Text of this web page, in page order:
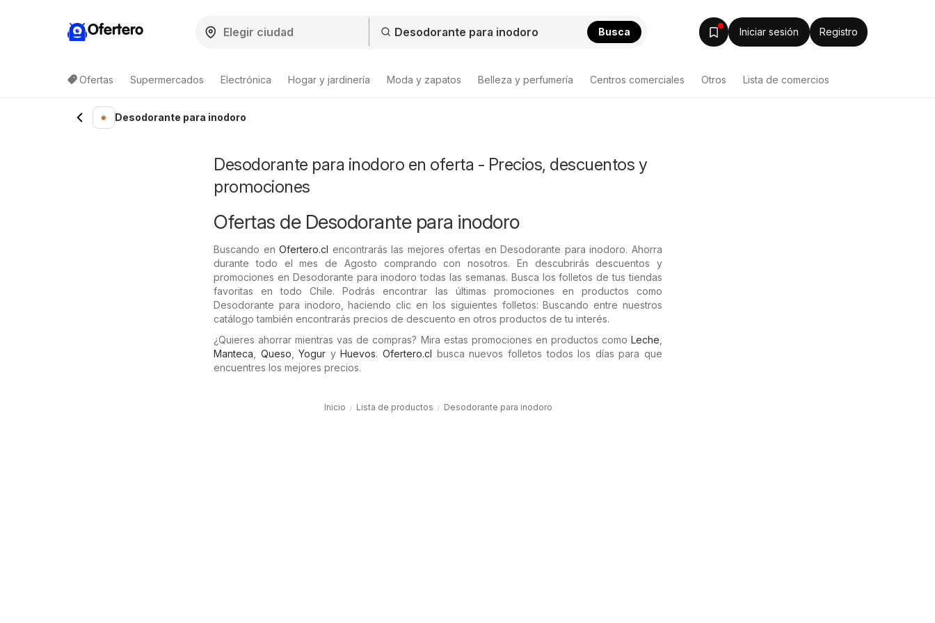
Ofertero Busca Iniciar sesión Registro
Ofertas Supermercados Electrónica Hogar y jardinería Moda y zapatos Belleza y perfumería Centros comerciales Otros Lista de comercios
Lista de productosDesodorante para inodoro
Desodorante para inodoro en oferta - Precios, descuentos y
promociones
Ofertas de Desodorante para inodoro
Buscando enOfertero.cl encontrarás las mejores ofertas en Desodorante para inodoro. Ahorra
durante todo el mes de Agosto comprando con nosotros. En descubrirás descuentos y
promociones en Desodorante para inodoro todas las semanas. Busca los folletos de tus tiendas
favoritas en todo Chile. Podrás encontrar las últimas promociones en productos como
Desodorante para inodoro, haciendo clic en los siguientes folletos: Buscando entre nuestros
catálogo también encontrarás precios de descuento en otros productos de tu interés.
¿Quieres ahorrar mientras vas de compras? Mira estas promociones en productos como Leche
Manteca
Queso ,Yogur yHuevos.Ofertero.cl busca nuevos folletos todos los días para que
encuentres los mejores precios.
Inicio Lista de productos Desodorante para inodoro